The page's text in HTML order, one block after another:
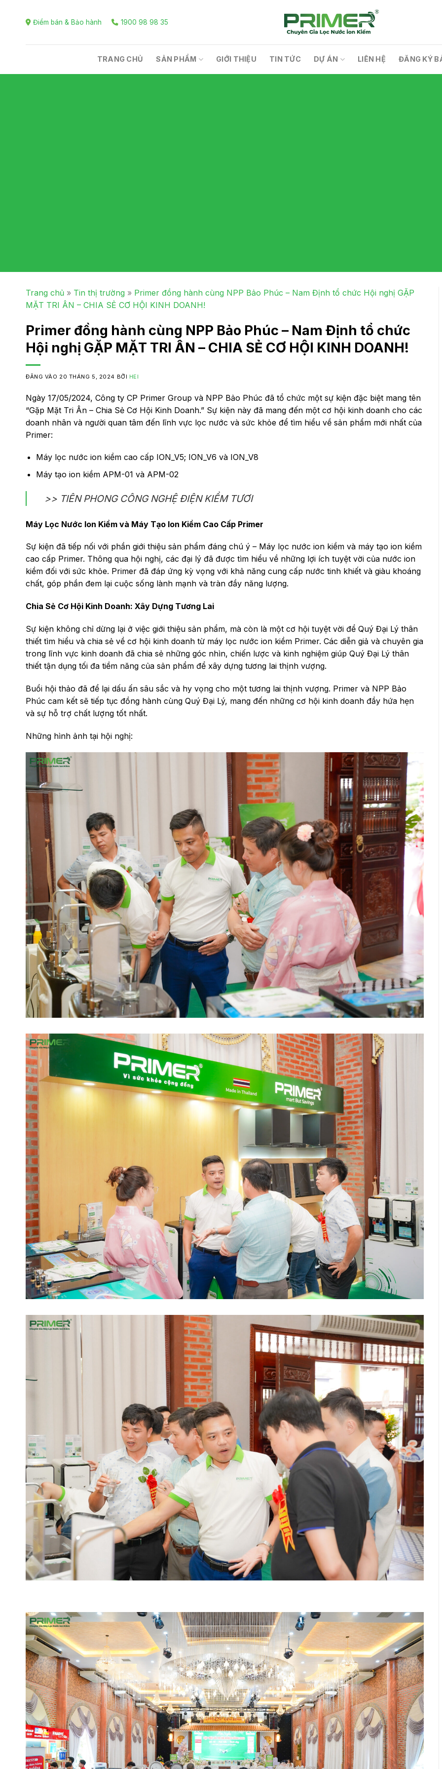
Điểm bán & Bảo hành 1900 98 98 35
TRANG CHỦ SẢN PHẨM GIỚI THIỆU TIN TỨC DỰ ÁN LIÊN HỆ ĐĂNG KÝ
Trang chủ » Tin thị trường » Primer đồng hành cùng NPP Bảo Phúc – Nam Định tổ chức Hội nghị GẶP
MẶT TRI ÂN – CHIA SẺ CƠ HỘI KINH DOANH!
Primer đồng hành cùng NPP Bảo Phúc – Nam Định tổ chức
Hội nghị GẶP MẶT TRI ÂN – CHIA SẺ CƠ HỘI KINH DOANH!
ĐĂNG VÀO 20 THÁNG 5, 2024 BỞI HEI
Ngày 17/05/2024, Công ty CP Primer Group và NPP Bảo Phúc đã tổ chức một sự kiện đặc biệt mang tên
“Gặp Mặt Tri Ân – Chia Sẻ Cơ Hội Kinh Doanh.” Sự kiện này đã mang đến một cơ hội kinh doanh cho các
doanh nhân và người quan tâm đến lĩnh vực lọc nước và sức khỏe để tìm hiểu về sản phẩm mới nhất của
Primer:
Máy lọc nước ion kiềm cao cấp ION_V5; ION_V6 và ION_V8
Máy tạo ion kiềm APM-01 và APM-02
>> TIÊN PHONG CÔNG NGHỆ ĐIỆN KIỀM TƯƠI
Máy Lọc Nước Ion Kiềm và Máy Tạo Ion Kiềm Cao Cấp Primer
Sự kiện đã tiếp nối với phần giới thiệu sản phẩm đáng chú ý – Máy lọc nước ion kiềm và máy tạo ion kiềm
cao cấp Primer. Thông qua hội nghị, các đại lý đã được tìm hiểu về những lợi ích tuyệt vời của nước ion
kiềm đối với sức khỏe. Primer đã đáp ứng kỳ vọng với khả năng cung cấp nước tinh khiết và giàu khoáng
chất, góp phần đem lại cuộc sống lành mạnh và tràn đầy năng lượng.
Chia Sẻ Cơ Hội Kinh Doanh: Xây Dựng Tương Lai
Sự kiện không chỉ dừng lại ở việc giới thiệu sản phẩm, mà còn là một cơ hội tuyệt vời để Quý Đại Lý thân
thiết tìm hiểu và chia sẻ về cơ hội kinh doanh từ máy lọc nước ion kiềm Primer. Các diễn giả và chuyên gia
trong lĩnh vực kinh doanh đã chia sẻ những góc nhìn, chiến lược và kinh nghiệm giúp Quý Đại Lý thân
thiết tận dụng tối đa tiềm năng của sản phẩm để xây dựng tương lai thịnh vượng.
Buổi hội thảo đã để lại dấu ấn sâu sắc và hy vọng cho một tương lai thịnh vượng. Primer và NPP Bảo
Phúc cam kết sẽ tiếp tục đồng hành cùng Quý Đại Lý, mang đến những cơ hội kinh doanh đầy hứa hẹn
và sự hỗ trợ chất lượng tốt nhất.
Những hình ảnh tại hội nghị: